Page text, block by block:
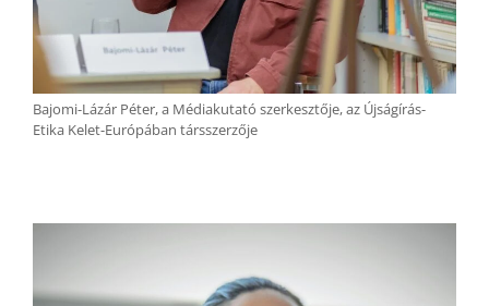
Bajomi-Lázár Péter, a Médiakutató szerkesztője, az Újságírás-
Etika Kelet-Európában társszerzője